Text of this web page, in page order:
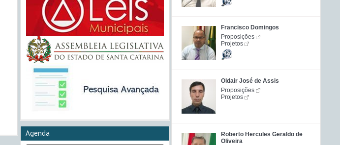
Francisco Domingos
Proposições
Projetos
Oldair José de Assis
Proposições
Projetos
Roberto Hercules Geraldo de
Oliveira
Agenda